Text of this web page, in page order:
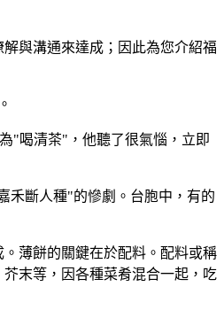
與溝通來達成；因此為您介紹福
"喝清茶"，他聽了很氣惱，立即
禾斷人種"的慘劇。台胞中，有的
薄餅的關鍵在於配料。配料或稱
末等，因各種菜肴混合一起，吃